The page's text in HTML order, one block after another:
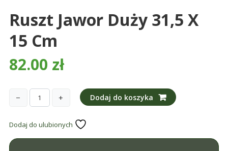
części
do
betoniarek,
maszyn
rolniczych,
części
zamienne.
Ruszt Jawor Duży 31,5 X
15 Cm
82.00 zł
−
Jawor
duży
+ Dodaj do koszyka
Dodaj do ulubionych